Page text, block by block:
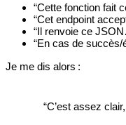
“Cette fonction fait
“Cet endpoint
“Il renvoie ce
“En cas de
Je me dis alors :
“C’est assez